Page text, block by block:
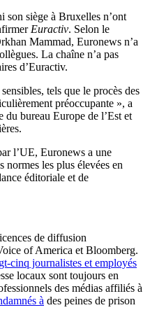
son siège à Bruxelles n’ont
Euractiv. Selon le
Mammad, Euronews n’a
La chaîne n’a pas
d’Euractiv.
tels que le procès des
préoccupante », a
du bureau Europe de l’Est et
l’UE, Euronews a une
normes les plus élevées en
éditoriale et de
de diffusion
of America et Bloomberg.
cinq journalistes et employés
locaux sont toujours en
des médias affiliés à
à des peines de prison